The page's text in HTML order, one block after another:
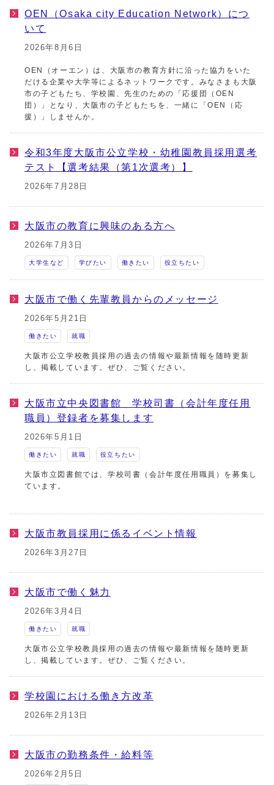
OEN（Osaka city Education Network）につ
いて
2026年8月6日
OEN（オーエン）は、大阪市の教育方針に沿った協力をいた
だける企業や大学等によるネットワークです。みなさまも大阪
市の子どもたち、学校園、先生のための「応援団（OEN
団）」となり、大阪市の子どもたちを、一緒に「OEN（応
援）」しませんか。
令和3年度大阪市公立学校・幼稚園教員採用選考
テスト【選考結果（第1次選考）】
2026年7月28日
大阪市の教育に興味のある方へ
2026年7月3日
大学生など 学びたい 働きたい 役立ちたい
大阪市で働く先輩教員からのメッセージ
2026年5月21日
働きたい 就職
大阪市公立学校教員採用の過去の情報や最新情報を随時更新
し、掲載しています。ぜひ、ご覧ください。
大阪市立中央図書館 学校司書（会計年度任用
職員）登録者を募集します
2026年5月1日
働きたい 就職 役立ちたい
大阪市立図書館では、学校司書（会計年度任用職員）を募集し
ています。
大阪市教員採用に係るイベント情報
2026年3月27日
大阪市で働く魅力
2026年3月4日
働きたい 就職
大阪市公立学校教員採用の過去の情報や最新情報を随時更新
し、掲載しています。ぜひ、ご覧ください。
学校園における働き方改革
2026年2月13日
大阪市の勤務条件・給料等
2026年2月5日